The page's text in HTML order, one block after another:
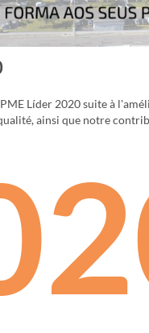
Líder 2020 suite à
ainsi que notre